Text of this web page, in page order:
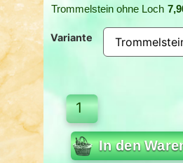
Trommelstein ohne Loch
Variante
In den